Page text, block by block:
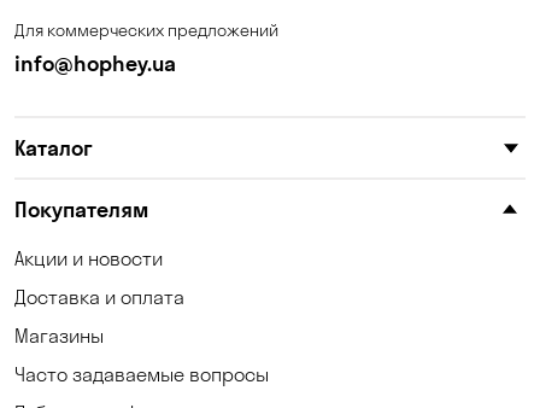
Для коммерческих предложений
info@hophey.ua
Каталог
Покупателям
Акции и новости
Доставка и оплата
Магазины
Часто задаваемые вопросы